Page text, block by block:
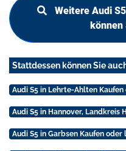
Weitere Audi
Stattdessen können Sie
Audi S5 in Lehrte-Ahlten Kaufen
Audi S5 in Hannover, Landkreis
Audi S5 in Garbsen Kaufen oder